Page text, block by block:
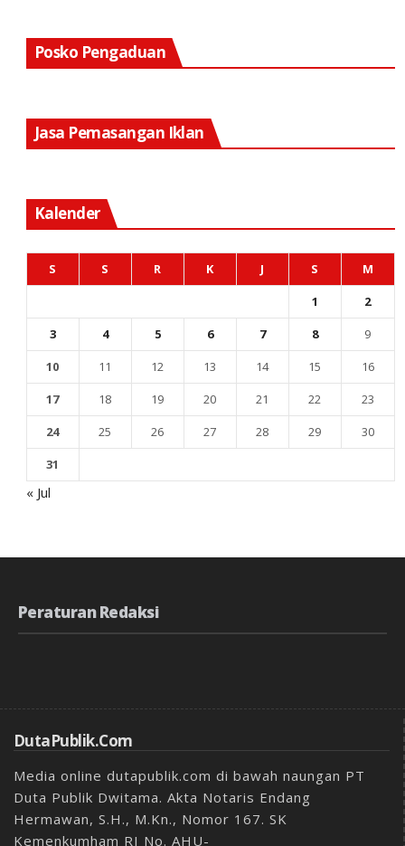
Posko Pengaduan
Jasa Pemasangan Iklan
Kalender
S S R K J S
M
1
2
3
4 5 6 7 8
9
10
11 12 13 14 15
16
17
18 19 20 21 22
23
24
25 26 27 28 29
30
31
« Jul
Peraturan Redaksi
DutaPublik.com
Media online dutapublik.com di bawah naungan PT
Duta Publik Dwitama. Akta Notaris Endang
Hermawan, S.H., M.Kn., Nomor 167. SK
Kemenkumham RI No. AHU-